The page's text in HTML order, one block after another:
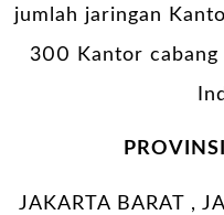
jumlah jaringan
300 Kantor
PROVINSI
JAKARTA BARAT ,